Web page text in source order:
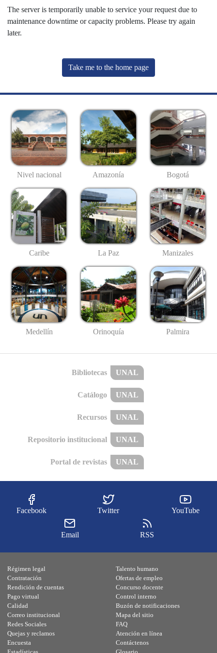
The server is temporarily unable to service your request due to
maintenance downtime or capacity problems. Please try again
later.
Take me to the home page
Nivel nacional Amazonía Bogotá
Caribe La Paz Manizales
Medellín Orinoquía Palmira
Bibliotecas UNAL
Catálogo UNAL
Recursos UNAL
Repositorio institucional UNAL
Portal de revistas UNAL
Facebook Twitter YouTube
Email RSS
Régimen legal
Contratación
Rendición de cuentas
Pago virtual
Calidad
Talento humano
Ofertas de empleo
Concurso docente
Control interno
Buzón de notificaciones
Correo institucional
Redes Sociales
Quejas y reclamos
Encuesta
Mapa del sitio
FAQ
Atención en línea
Contáctenos